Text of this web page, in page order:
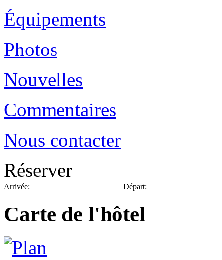
Équipements
Photos
Nouvelles
Commentaires
Nous contacter
Réserver
Arrivée: Départ:
Carte de l'hôtel